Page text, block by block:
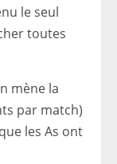
le seul
toutes
mène la
par match)
les As ont